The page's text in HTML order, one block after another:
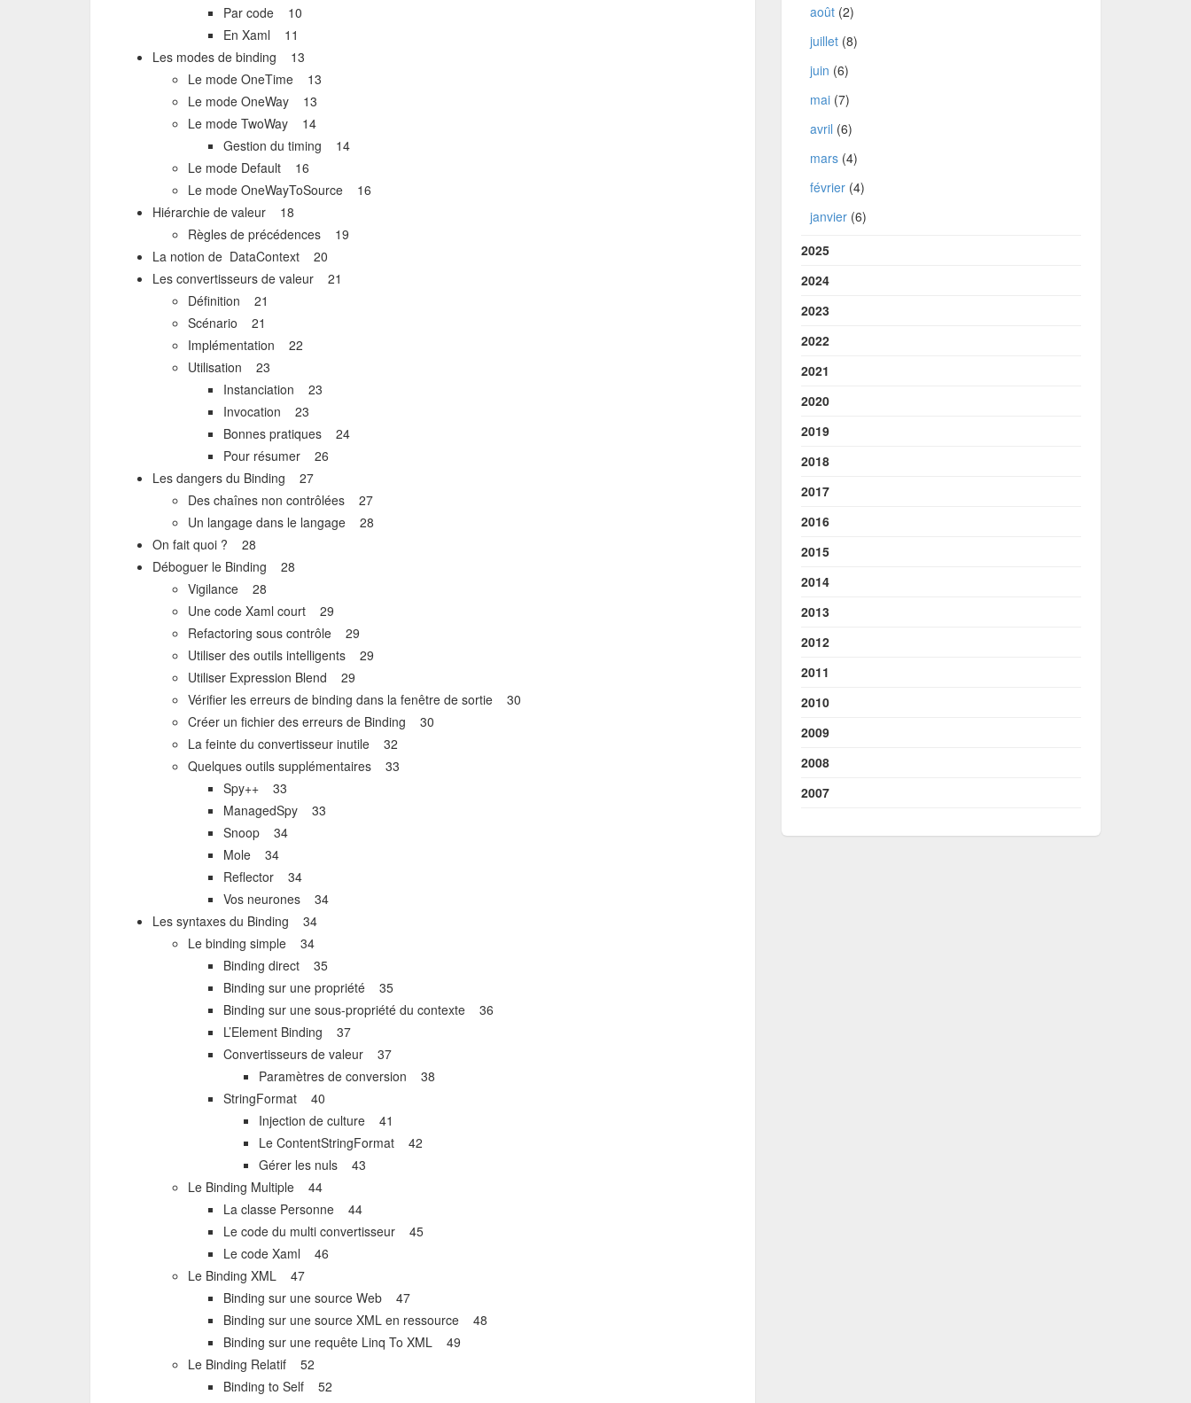
Par code 10
En Xaml 11
Les modes de binding 13
Le mode OneTime 13
Le mode OneWay 13
Le mode TwoWay 14
Gestion du timing 14
Le mode Default 16
Le mode OneWayToSource 16
Hiérarchie de valeur 18
Règles de précédences 19
La notion de DataContext 20
Les convertisseurs de valeur 21
Définition 21
Scénario 21
Implémentation 22
Utilisation 23
Instanciation 23
Invocation 23
Bonnes pratiques 24
Pour résumer 26
Les dangers du Binding 27
Des chaînes non contrôlées 27
Un langage dans le langage 28
On fait quoi ? 28
Déboguer le Binding 28
Vigilance 28
Une code Xaml court 29
Refactoring sous contrôle 29
Utiliser des outils intelligents 29
Utiliser Expression Blend 29
Vérifier les erreurs de binding dans la fenêtre de sortie 30
Créer un fichier des erreurs de Binding 30
La feinte du convertisseur inutile 32
Quelques outils supplémentaires 33
Spy++ 33
ManagedSpy 33
Snoop 34
Mole 34
Reflector 34
Vos neurones 34
Les syntaxes du Binding 34
Le binding simple 34
Binding direct 35
Binding sur une propriété 35
Binding sur une sous-propriété du contexte 36
L’Element Binding 37
Convertisseurs de valeur 37
Paramètres de conversion 38
StringFormat 40
Injection de culture 41
Le ContentStringFormat 42
Gérer les nuls 43
Le Binding Multiple 44
La classe Personne 44
Le code du multi convertisseur 45
Le code Xaml 46
Le Binding XML 47
Binding sur une source Web 47
Binding sur une source XML en ressource 48
Binding sur une requête Linq To XML 49
Le Binding Relatif 52
Binding to Self 52
août(2)
juillet(8)
juin (6)
mai(7)
avril (6)
mars(4)
février(4)
janvier(6)
2025
2024
2023
2022
2021
2020
2019
2018
2017
2016
2015
2014
2013
2012
2011
2010
2009
2008
2007